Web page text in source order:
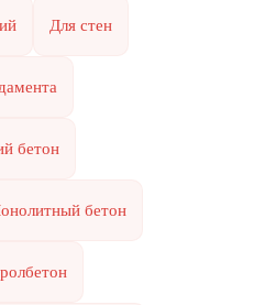
Для стен
бетон
бетон